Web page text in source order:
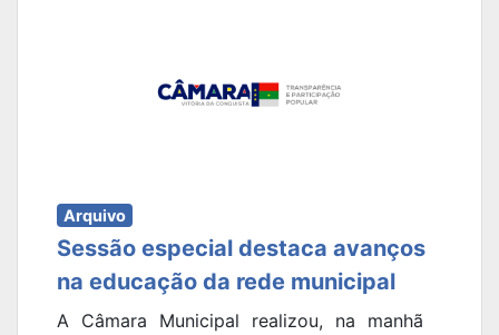
Arquivo
Sessão especial destaca avanços
na educação da rede municipal
A Câmara Municipal realizou, na manhã